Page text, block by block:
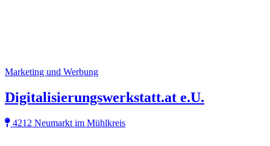
Marketing und Werbung
Digitalisierungswerkstatt.at e.U.
4212 Neumarkt im Mühlkreis